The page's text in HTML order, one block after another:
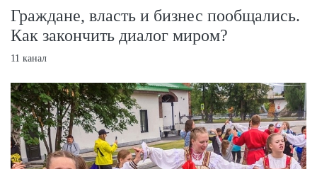
Граждане, власть и бизнес пообщались.
Как закончить диалог миром?
11 канал